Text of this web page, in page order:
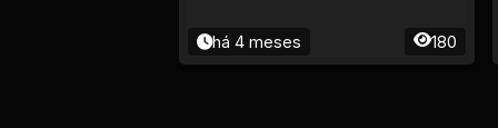
há 4 meses 180